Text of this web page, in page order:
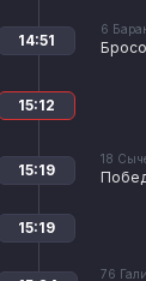
6
14:51
15:12
18
15:19
15:19
76